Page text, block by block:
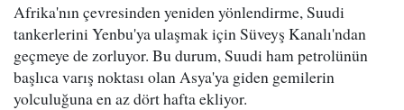
Afrika'nın çevresinden yeniden yönlendirme, Suudi
tankerlerini Yenbu'ya ulaşmak için Süveyş Kanalı'ndan
geçmeye de zorluyor. Bu durum, Suudi ham petrolünün
başlıca varış noktası olan Asya'ya giden gemilerin
yolculuğuna en az dört hafta ekliyor.